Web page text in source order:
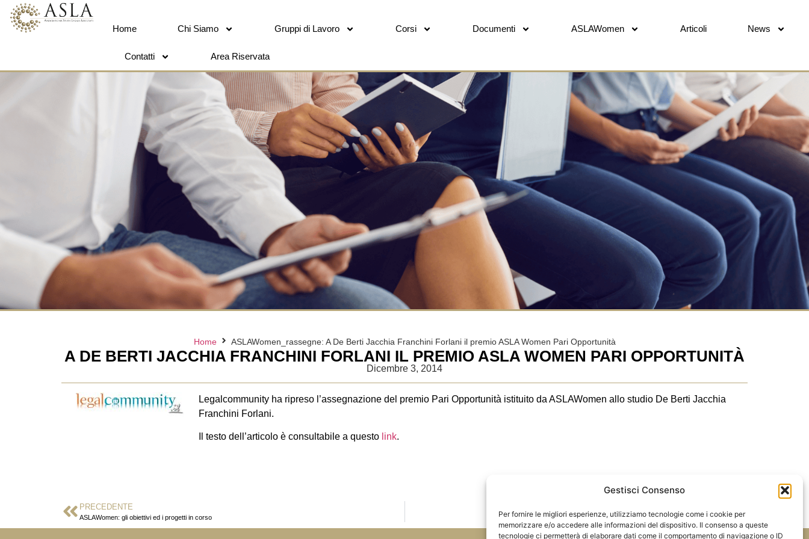
Gestisci Consenso
Per fornire le migliori esperienze, utilizziamo tecnologie come i cookie per
memorizzare e/o accedere alle informazioni del dispositivo. Il consenso a queste
tecnologie ci permetterà di elaborare dati come il comportamento di navigazione o ID
Home Chi Siamo Gruppi di Lavoro Corsi Documenti ASLAWomen Articoli News
Contatti Area Riservata
Home ASLAWomen_rassegne: A De Berti Jacchia Franchini Forlani il premio ASLA Women Pari Opportunità
A DE BERTI JACCHIA FRANCHINI FORLANI IL PREMIO ASLA WOMEN PARI OPPORTUNITÀ
Dicembre 3, 2014
Legalcommunity ha ripreso l’assegnazione del premio Pari Opportunità istituito da ASLAWomen allo studio De Berti Jacchia
Franchini Forlani.
Il testo dell’articolo è consultabile a questo link.
PRECEDENTE
ASLAWomen: gli obiettivi ed i progetti in corso Allo studio De Berti Jacchia Franchini Forlani il premio ASLA Pari Opportunità